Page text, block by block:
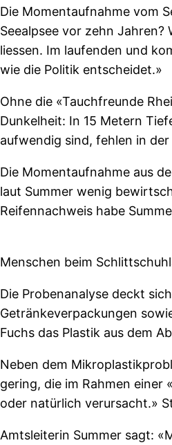
Die Momentaufnahme vom
Seealpsee vor zehn
liessen. Im laufenden und
wie die Politik entscheidet.»
Ohne die «Tauchfreunde
Dunkelheit: In 15 Metern
aufwendig sind, fehlen in
Die Momentaufnahme aus
laut Summer wenig
Reifennachweis habe
Menschen beim
Die Probenanalyse deckt
Getränkeverpackungen
Fuchs das Plastik aus dem
Neben dem
gering, die im Rahmen einer
oder natürlich verursacht.»
Amtsleiterin Summer sagt: